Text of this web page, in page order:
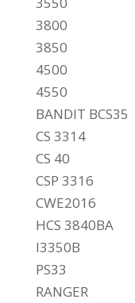
3800
3850
4500
4550
BANDIT BCS35
CS 3314
CS 40
CSP 3316
CWE2016
HCS 3840BA
I3350B
PS33
RANGER